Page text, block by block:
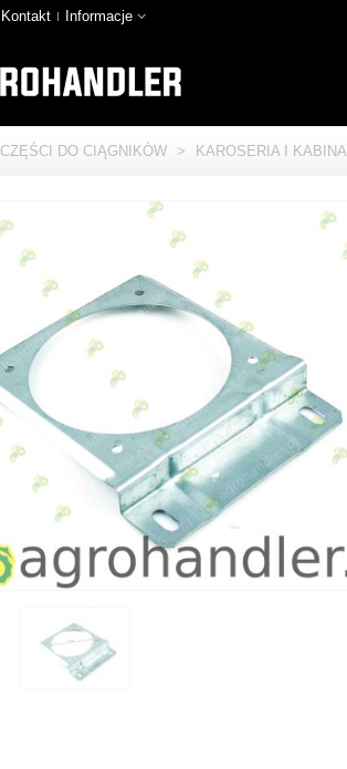
Kontakt Informacje
CZĘŚCI DO CIĄGNIKÓW > KAROSERIA I KABINA